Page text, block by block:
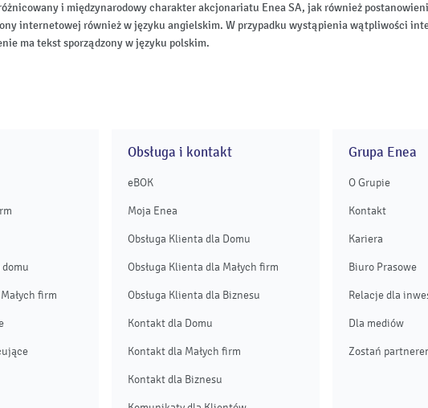
i międzynarodowy charakter akcjonariatu Enea SA, jak również
internetowej również w języku angielskim. W przypadku wystąpienia wątpliwości
ma tekst sporządzony w języku polskim.
firm
Obsługa i kontakt
eBOK
Moja Enea
Obsługa Klienta dla Domu
Obsługa Klienta dla Małych firm
Obsługa Klienta dla Biznesu
Kontakt dla Domu
Kontakt dla Małych firm
Kontakt dla Biznesu
Grupa Enea
O Grupie
Kontakt
Kariera
Biuro Prasowe
Relacje dla
Dla mediów
Zostań